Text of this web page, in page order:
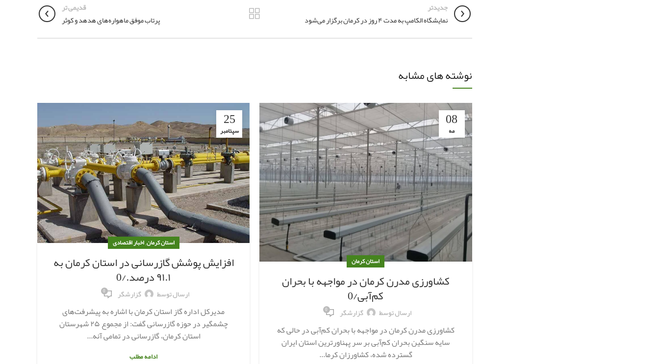
جدیدتر
نمایشگاه الکامپ به مدت ۴ روز در کرمان برگزار می‌شود
قدیمی تر
پرتاب موفق ماهواره‌های هدهد و کوثر
نوشته های مشابه
08
مه
استان کرمان
کشاورزی مدرن کرمان در مواجهه با بحران
کم‌آبی/0
ارسال توسط گزارشگر 0
کشاورزی مدرن کرمان در مواجهه با بحران کم‌آبی در حالی که
سایه سنگین بحران کم‌آبی بر سر پهناورترین استان ایران
گسترده شده، کشاورزان کرما...
25
سپتامبر
استان کرمان,اخبار اقتصادی
افزایش پوشش گازرسانی در استان کرمان به
۹۱.۱ درصد./0
ارسال توسط گزارشگر 0
مدیرکل اداره گاز استان کرمان با اشاره به پیشرفت‌های
چشمگیر در حوزه گازرسانی گفت: از مجموع ۲۵ شهرستان
استان کرمان، گازرسانی در تمامی آنه...
ادامه مطلب